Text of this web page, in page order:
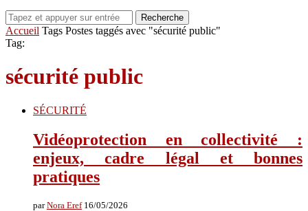
Recherche
Accueil Tags Postes taggés avec "sécurité public"
Tag:
sécurité public
SÉCURITÉ
Vidéoprotection en collectivité :
enjeux, cadre légal et bonnes
pratiques
parNora Eref 16/05/2026